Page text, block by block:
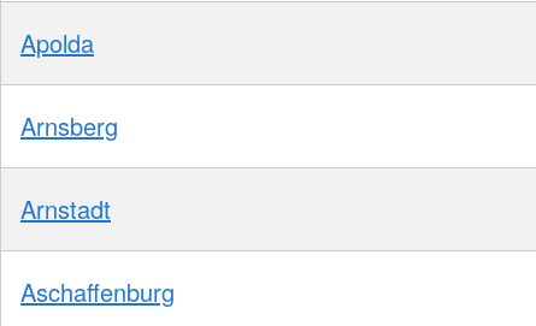
Apolda
Arnsberg
Arnstadt
Aschaffenburg